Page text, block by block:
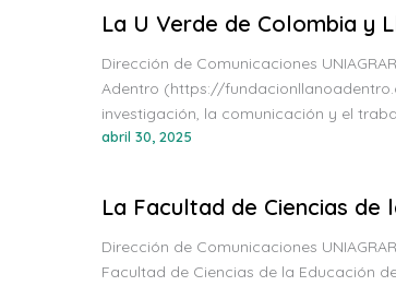
La U Verde de Colombia y
Dirección de Comunicaciones
Adentro (https://
investigación, la comunicación y el
abril 30, 2025
La Facultad de Ciencias
Dirección de Comunicaciones
Facultad de Ciencias de la Educación